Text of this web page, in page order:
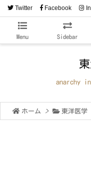
Menu Sidebar
Twitter Facebook
RSS
anarchy
ホーム > 東洋医学